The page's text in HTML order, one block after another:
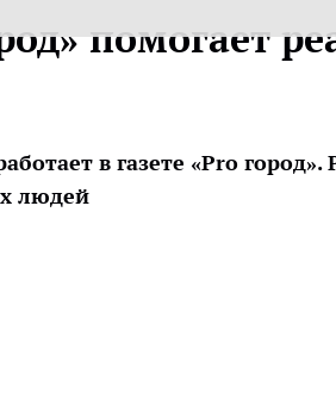
помогает
в газете «Pro
людей